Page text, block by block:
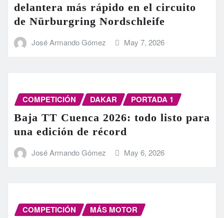
delantera más rápido en el circuito
de Nürburgring Nordschleife
José Armando Gómez May 7, 2026
COMPETICIÓN DAKAR PORTADA 1
Baja TT Cuenca 2026: todo listo para
una edición de récord
José Armando Gómez May 6, 2026
COMPETICIÓN
MÁS MOTOR